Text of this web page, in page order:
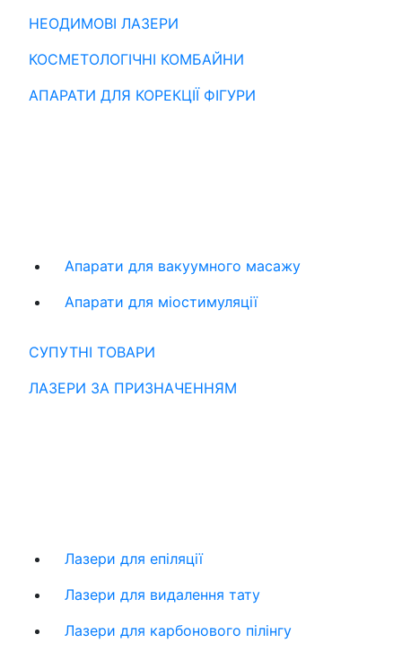
НЕОДИМОВІ ЛАЗЕРИ
КОСМЕТОЛОГІЧНІ КОМБАЙНИ
АПАРАТИ ДЛЯ КОРЕКЦІЇ ФІГУРИ
Апарати для вакуумного масажу
Апарати для міостимуляції
СУПУТНІ ТОВАРИ
ЛАЗЕРИ ЗА ПРИЗНАЧЕННЯМ
Лазери для епіляції
Лазери для видалення тату
Лазери для карбонового пілінгу